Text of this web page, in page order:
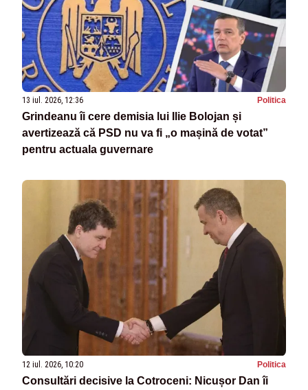
13 iul. 2026, 12:36 Politica
Grindeanu îi cere demisia lui Ilie Bolojan și
avertizează că PSD nu va fi „o mașină de votat”
pentru actuala guvernare
12 iul. 2026, 10:20 Politica
Consultări decisive la Cotroceni: Nicușor Dan îi